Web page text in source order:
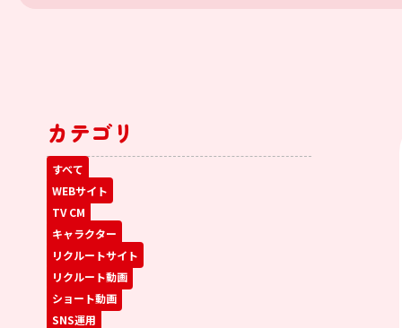
カテゴリ
すべて
WEBサイト
TV CM
キャラクター
リクルートサイト
リクルート動画
ショート動画
SNS運用